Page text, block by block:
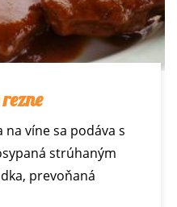
víne sa podáva s
strúhaným
prevoňaná